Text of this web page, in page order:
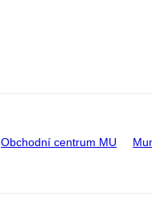
Obchodní centrum MU